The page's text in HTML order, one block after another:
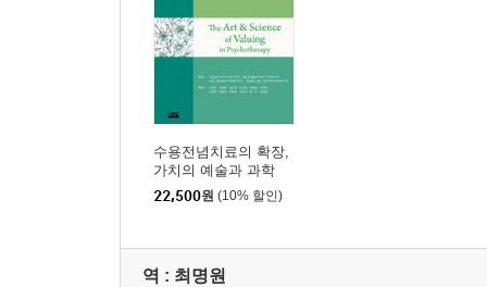
수용전념치료의 확장,
가치의 예술과 과학
22,500원 (10% 할인)
역 : 최명원